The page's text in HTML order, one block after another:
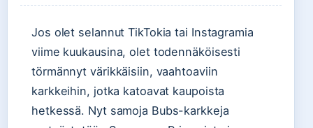
Jos olet selannut TikTokia tai Instagramia
viime kuukausina, olet todennäköisesti
törmännyt värikkäisiin, vaahtoaviin
karkkeihin, jotka katoavat kaupoista
hetkessä. Nyt samoja Bubs-karkkeja